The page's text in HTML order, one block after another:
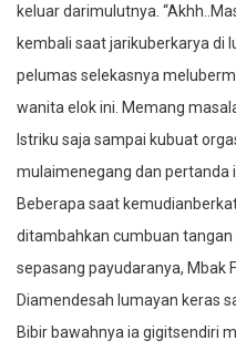
keluar darimulutnya.
kembali saat jarikuberkarya di
pelumas selekasnya
wanita elok ini. Memang
Istriku saja sampai kubuat
mulaimenegang dan pertanda
Beberapa saat
ditambahkan cumbuan
sepasang payudaranya, Mbak
Diamendesah lumayan keras
Bibir bawahnya ia gigitsendiri